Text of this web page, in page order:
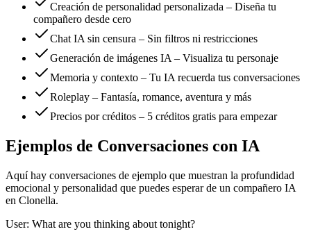
Creación de personalidad personalizada – Diseña tu
compañero desde cero
Chat IA sin censura – Sin filtros ni restricciones
Generación de imágenes IA – Visualiza tu personaje
Memoria y contexto – Tu IA recuerda tus conversaciones
Roleplay – Fantasía, romance, aventura y más
Precios por créditos – 5 créditos gratis para empezar
Ejemplos de Conversaciones con IA
Aquí hay conversaciones de ejemplo que muestran la profundidad
emocional y personalidad que puedes esperar de un compañero IA
en Clonella.
User: What are you thinking about tonight?